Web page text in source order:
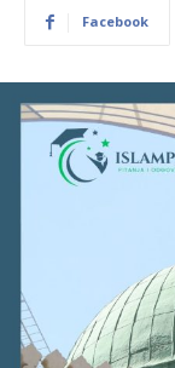
Facebook